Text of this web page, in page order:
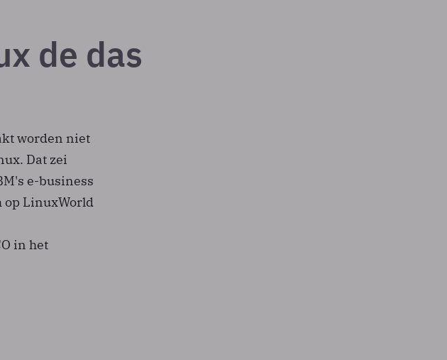
de das
worden niet
Dat zei
e-business
op LinuxWorld
in het